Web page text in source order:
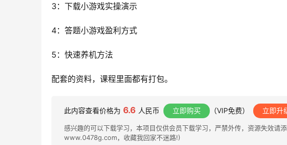
3：下载小游戏实操演示
4：答题小游戏盈利方式
5：快速养机方法
配套的资料，课程里面都有打包。
此内容查看价格为 6.6 人民币 立即购买 （VIP免费） 立即升
感兴趣的可以下载学习，本项目仅供会员下载学习，严禁外传，资源失效请
www.0478g.com，收藏我回家不迷路!)